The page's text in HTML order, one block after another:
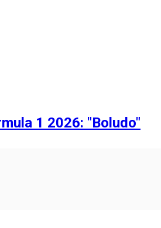
1 2026: "Boludo"